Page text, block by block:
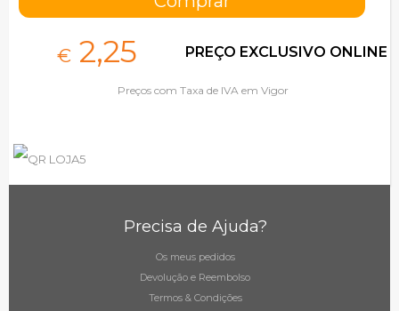
€ 2,25 PREÇO EXCLUSIVO ONLINE
Preços com Taxa de IVA em Vigor
Precisa de Ajuda?
Os meus pedidos
Devolução e Reembolso
Termos & Condições